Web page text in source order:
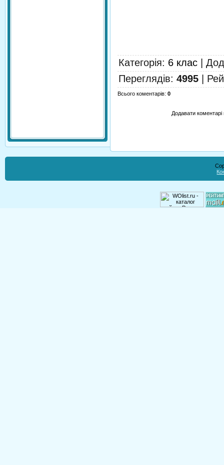
Категорія: 6 клас
Переглядів: 4995
Всього коментарів: 0
Додавати